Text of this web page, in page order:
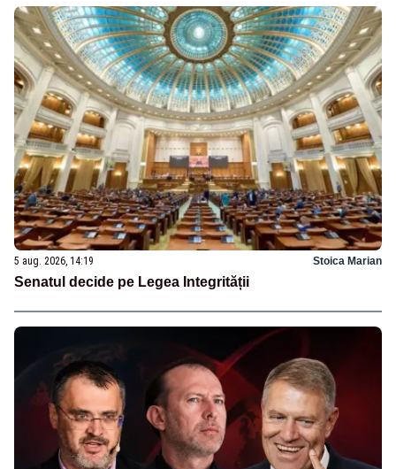
5 aug. 2026, 14:19 Stoica Marian
Senatul decide pe Legea Integrității